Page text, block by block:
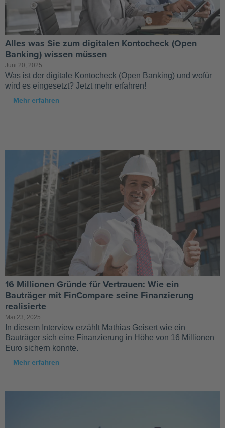
Alles was Sie zum digitalen Kontocheck (Open
Banking) wissen müssen
Juni 20, 2025
Was ist der digitale Kontocheck (Open Banking) und wofür
wird es eingesetzt? Jetzt mehr erfahren!
Mehr erfahren
16 Millionen Gründe für Vertrauen: Wie ein
Bauträger mit FinCompare seine Finanzierung
realisierte
Mai 23, 2025
In diesem Interview erzählt Mathias Geisert wie ein
Bauträger sich eine Finanzierung in Höhe von 16 Millionen
Euro sichern konnte.
Mehr erfahren